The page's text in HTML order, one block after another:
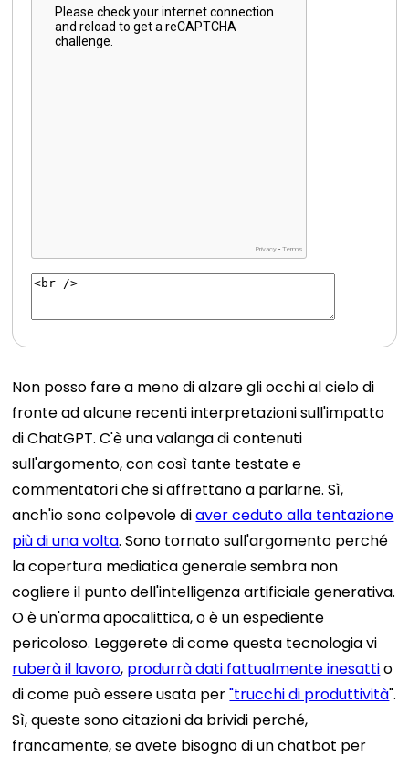
Non posso fare a meno di alzare gli occhi al cielo di
fronte ad alcune recenti interpretazioni sull'impatto
di ChatGPT. C'è una valanga di contenuti
sull'argomento, con così tante testate e
commentatori che si affrettano a parlarne. Sì,
anch'io sono colpevole diaver ceduto alla tentazione
più di una volta. Sono tornato sull'argomento perché
la copertura mediatica generale sembra non
cogliere il punto dell'intelligenza artificiale generativa.
O è un'arma apocalittica, o è un espediente
pericoloso. Leggerete di come questa tecnologia vi
ruberà il lavoro, produrrà dati fattualmente inesattio
di come può essere usata per"trucchi di produttività".
Sì, queste sono citazioni da brividi perché,
francamente, se avete bisogno di un chatbot per